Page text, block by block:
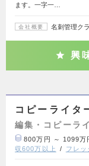
ます。一字一…
会社概要 名刺管理ク
興
コピーライタ
編集・コピーラ
800万円 ～ 1099万
収600万以上
フレッ